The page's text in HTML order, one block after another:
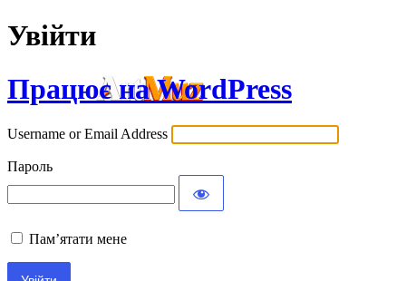
Увійти
Працює на WordPress
Username or Email Address
Пароль
Пам’ятати мене